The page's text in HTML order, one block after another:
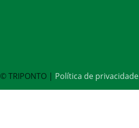
© TRIPONTO | Política de privacidade